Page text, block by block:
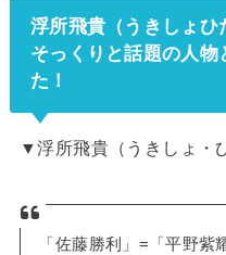
浮所飛貴（うきしょひ
そっくりと話題の人
た！
▼浮所飛貴（うきしょ・
「佐藤勝利」=「平野